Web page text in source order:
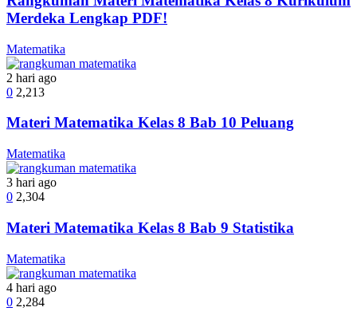
Merdeka Lengkap PDF!
Matematika
2 hari ago
0 2,213
Materi Matematika Kelas 8 Bab 10 Peluang
Matematika
3 hari ago
0 2,304
Materi Matematika Kelas 8 Bab 9 Statistika
Matematika
4 hari ago
0 2,284